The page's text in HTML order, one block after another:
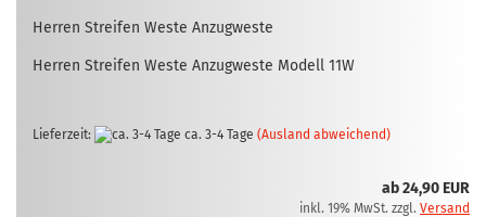
Her­ren Strei­fen Weste An­zug­wes­te
Her­ren Strei­fen Weste An­zug­wes­te Mo­dell 11W
Lieferzeit: ca. 3-4 Tage (Ausland abweichend)
ab 24,90 EUR
inkl. 19% MwSt. zzgl. Versand